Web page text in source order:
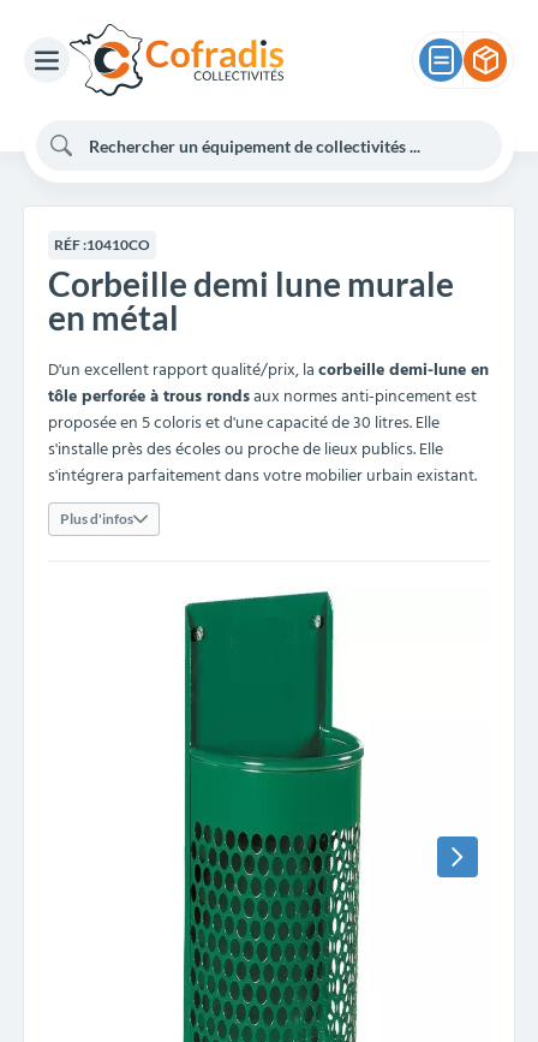
RÉF :10410CO
Corbeille demi lune murale
en métal
D'un excellent rapport qualité/prix, lacorbeille demi-lune en
tôle perforée à trous rondsaux normes anti-pincement est
proposée en 5 coloris et d'une capacité de 30 litres. Elle
s'installe près des écoles ou proche de lieux publics. Elle
s'intégrera parfaitement dans votre mobilier urbain existant.
Plus d'infos